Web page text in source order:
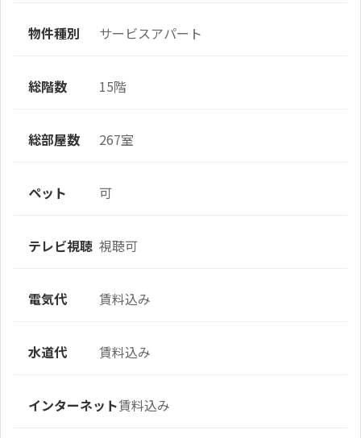
物件種別 サービスアパート
総階数 15階
総部屋数 267室
ペット 可
テレビ視聴 視聴可
電気代 賃料込み
水道代 賃料込み
インターネット賃料込み